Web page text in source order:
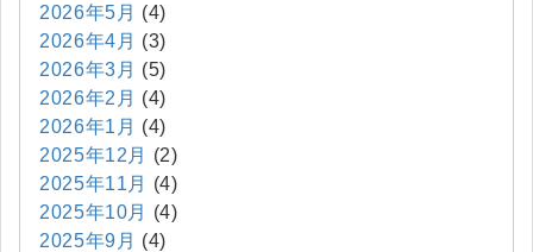
2026年5月 (4)
2026年4月 (3)
2026年3月 (5)
2026年2月 (4)
2026年1月 (4)
2025年12月
(2)
2025年11月
(4)
2025年10月
(4)
2025年9月 (4)